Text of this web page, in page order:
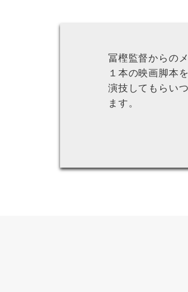
冨樫監督からの
１本の映画脚本
演技してもらい
ます。